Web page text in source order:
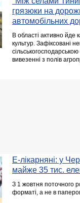
грязюки на
автомобільних
В області активно йде
культур. Зафіксовані
вивезенні з полів
Е-лікарняні: у
майже 35 тис.
З 1 жовтня поточного
форматі, а не в